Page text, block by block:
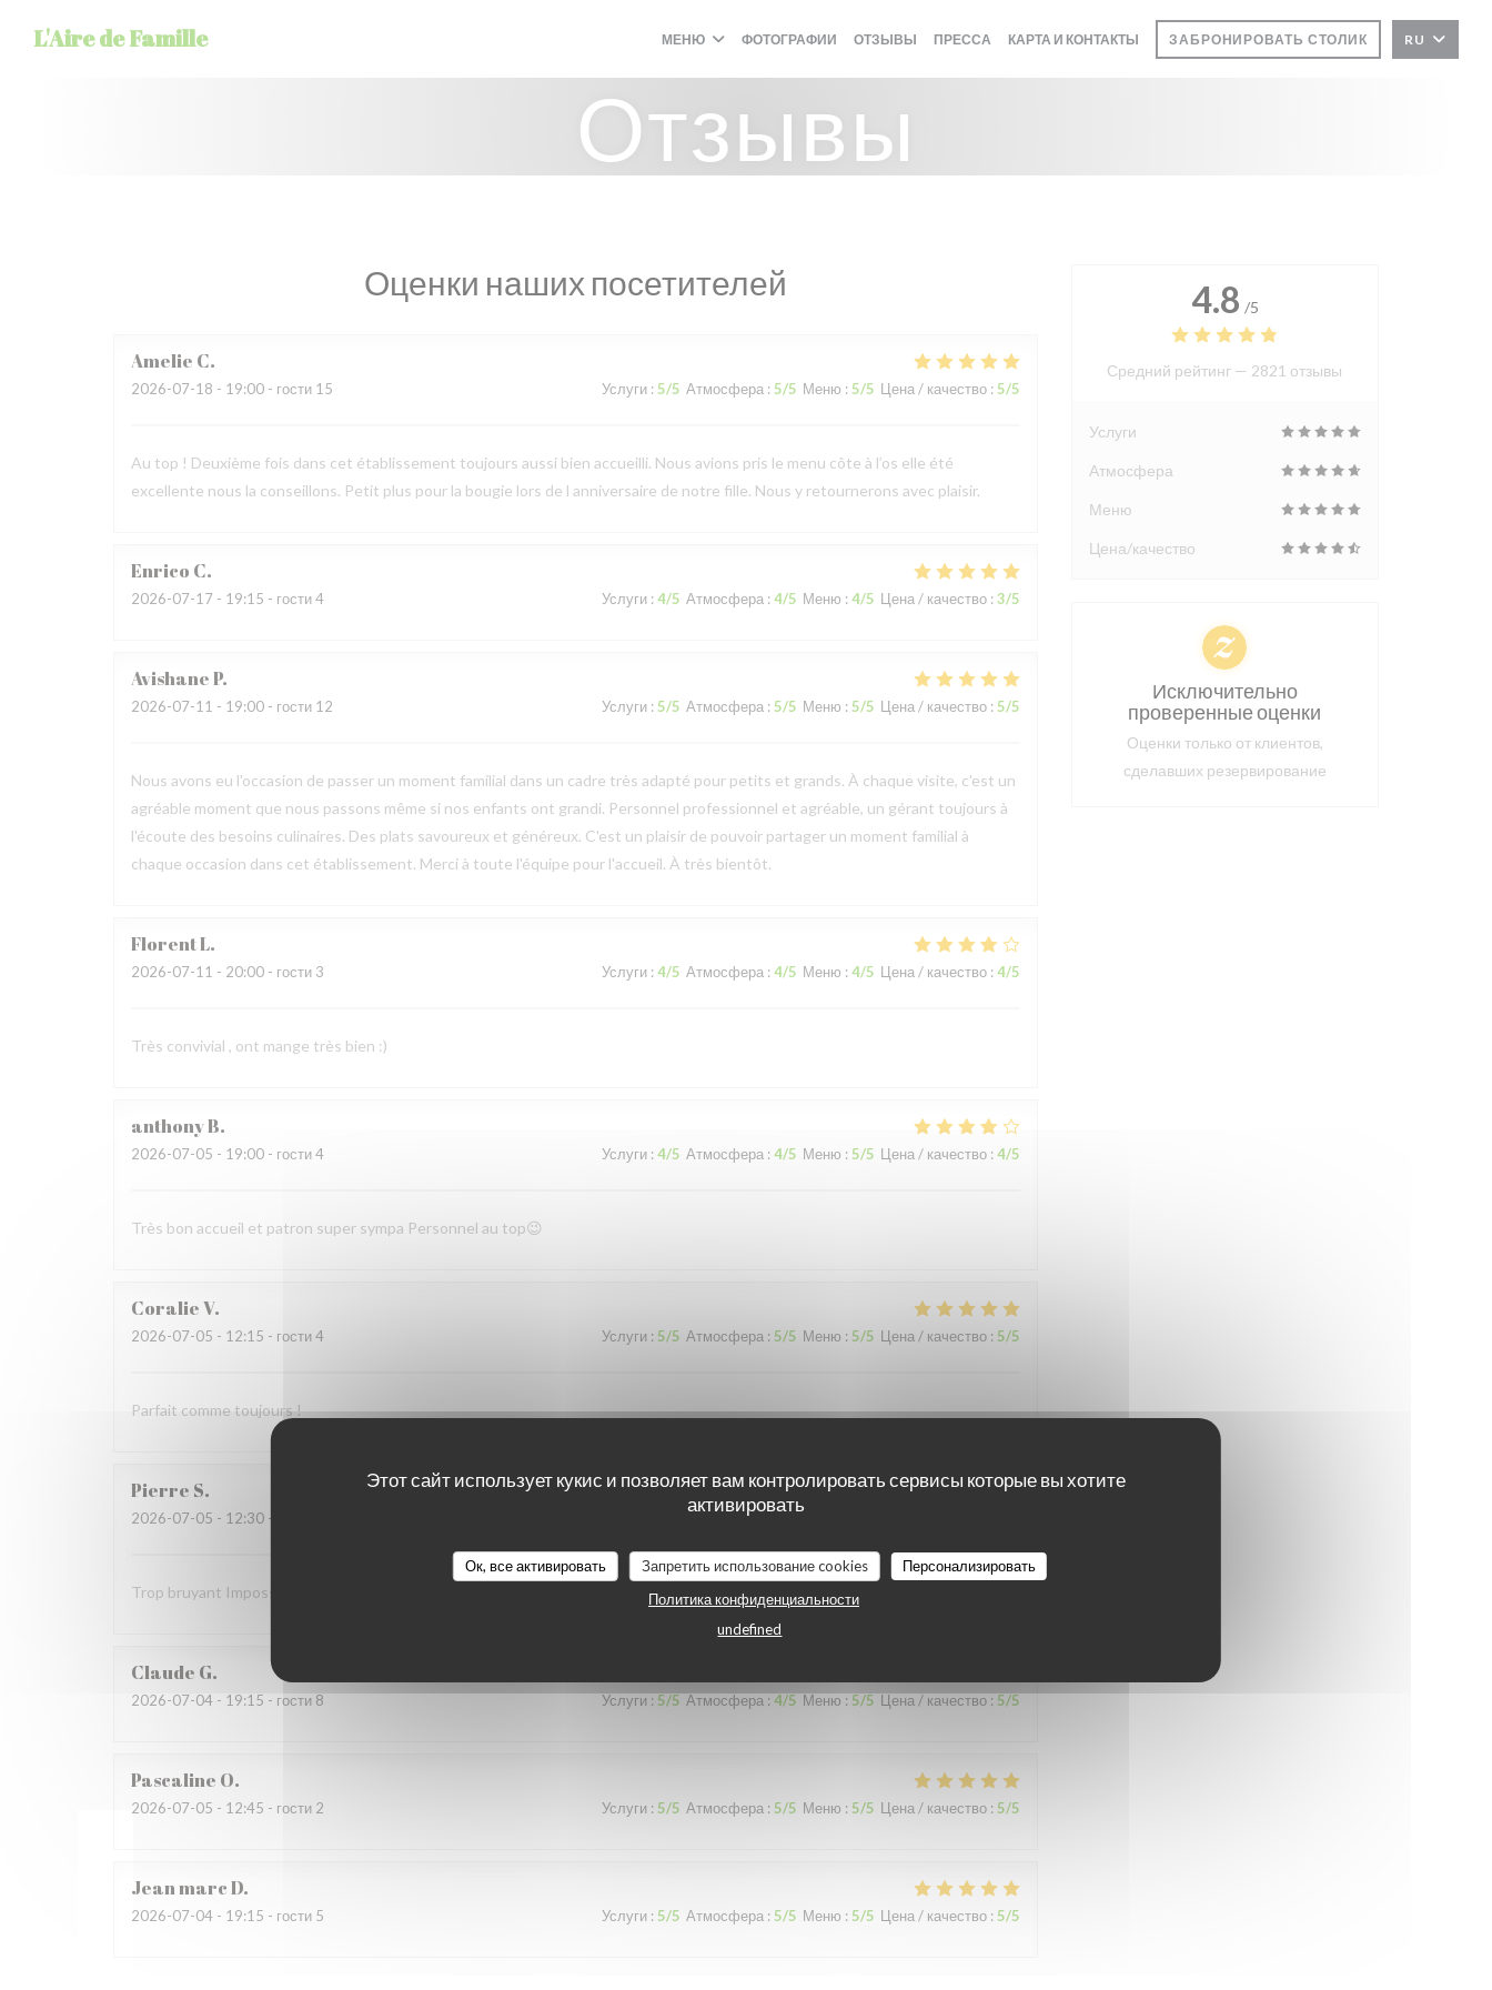
Этот сайт использует кукис и позволяет вам контролировать сервисы которые вы хотите
активировать
Ок, все активировать Запретить использование cookies
Персонализировать
Политика конфиденциальности
undefined
L'Aire de Famille МЕНЮ ФОТОГРАФИИ ОТЗЫВЫ ПРЕССА КАРТА И КОНТАКТЫ ЗАБРОНИРОВАТЬ СТОЛИК RU
Отзывы
Оценки наших посетителей
Amelie C
2026-07-18 - 19:00 - гости 15 Услуги: 5/5 Атмосфера : 5/5 Меню : 5/5 Цена / качество: 5/5
Au top ! Deuxième fois dans cet établissement toujours aussi bien accueilli. Nous avions pris le menu côte à l’os elle été
excellente nous la conseillons. Petit plus pour la bougie lors de l anniversaire de notre fille. Nous y retournerons avec plaisir.
Enrico C
2026-07-17 - 19:15 - гости 4 Услуги: 4/5 Атмосфера : 4/5 Меню : 4/5 Цена / качество: 3/5
AvishaneP
2026-07-11 - 19:00 - гости 12 Услуги: 5/5 Атмосфера : 5/5 Меню : 5/5 Цена / качество: 5/5
Nous avons eu l'occasion de passer un moment familial dans un cadre très adapté pour petits et grands. À chaque visite, c'est un
agréable moment que nous passons même si nos enfants ont grandi. Personnel professionnel et agréable, un gérant toujours à
l'écoute des besoins culinaires. Des plats savoureux et généreux. C'est un plaisir de pouvoir partager un moment familial à
chaque occasion dans cet établissement. Merci à toute l'équipe pour l'accueil. À très bientôt.
FlorentL
2026-07-11 - 20:00 - гости 3 Услуги: 4/5 Атмосфера : 4/5 Меню : 4/5 Цена / качество: 4/5
Très convivial , ont mange très bien :)
anthonyB
2026-07-05 - 19:00 - гости 4 Услуги: 4/5 Атмосфера : 4/5 Меню : 5/5 Цена / качество: 4/5
Très bon accueil et patron super sympa Personnel au top😉
CoralieV
2026-07-05 - 12:15 - гости 4 Услуги: 5/5 Атмосфера : 5/5 Меню : 5/5 Цена / качество: 5/5
Parfait comme toujours !
Pierre S
2026-07-05 - 12:30 - гости 9 Атмосфера
Trop bruyant Impossible de parler Salade Caesar avec du poulet chaud …
Claude G
2026-07-04 - 19:15 - гости 8 Услуги : 5/5 Атмосфера : 4/5 Меню : 5/5 Цена / качество: 5/5
Pascaline O
2026-07-05 - 12:45 - гости 2 Услуги: 5/5 Атмосфера : 5/5 Меню : 5/5 Цена / качество: 5/5
Jean marcD
2026-07-04 - 19:15 - гости 5 Услуги: 5/5 Атмосфера : 5/5 Меню : 5/5 Цена / качество: 5/5
4.8 /5
Средний рейтинг — 2821 отзывы
Услуги
Атмосфера
Меню
Цена/качество
Исключительно
проверенные оценки
Оценки только от клиентов,
сделавших резервирование